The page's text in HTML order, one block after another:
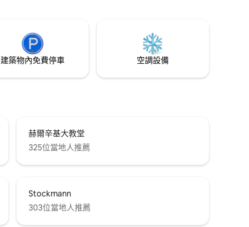
建築物內免費停車 空調設備
赫爾辛基大教堂
325位當地人推薦
Stockmann
303位當地人推薦